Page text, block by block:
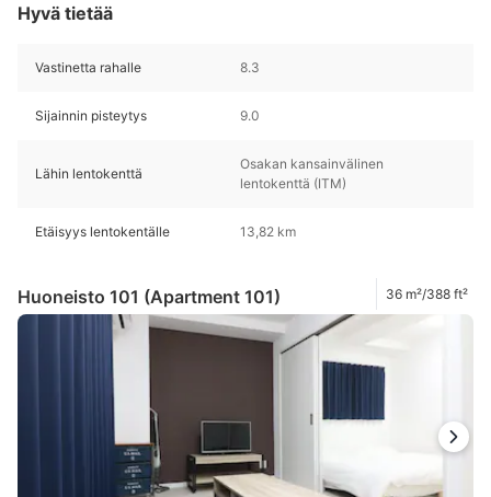
Hyvä tietää
Vastinetta rahalle 8.3
Sijainnin pisteytys 9.0
Lähin lentokenttä
Osakan kansainvälinen
lentokenttä (ITM)
Etäisyys lentokentälle 13,82 km
Huoneisto 101 (Apartment 101) 36 m²/388 ft²